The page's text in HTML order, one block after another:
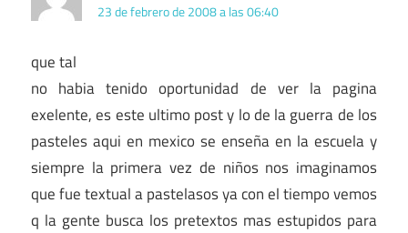
23 de febrero de 2008 a las 06:40
que tal
no habia tenido oportunidad de ver la pagina
exelente, es este ultimo post y lo de la guerra de los
pasteles aqui en mexico se enseña en la escuela y
siempre la primera vez de niños nos imaginamos
que fue textual a pastelasos ya con el tiempo vemos
q la gente busca los pretextos mas estupidos para